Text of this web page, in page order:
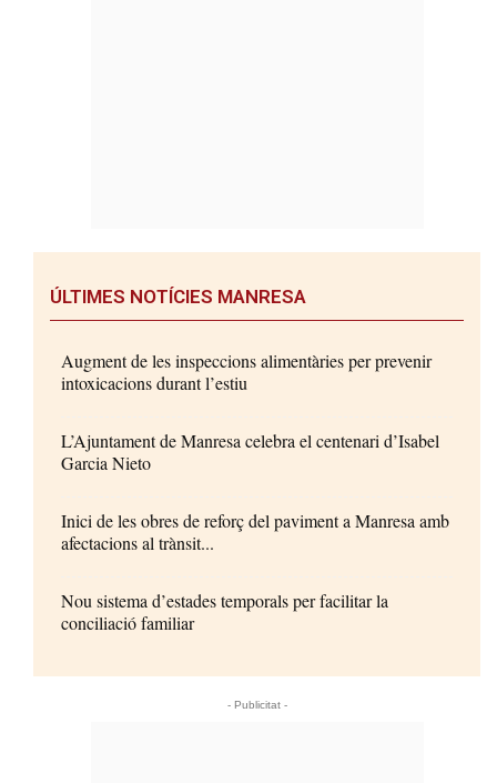
ÚLTIMES NOTÍCIES MANRESA
Augment de les inspeccions alimentàries per prevenir
intoxicacions durant l’estiu
L’Ajuntament de Manresa celebra el centenari d’Isabel
Garcia Nieto
Inici de les obres de reforç del paviment a Manresa amb
afectacions al trànsit...
Nou sistema d’estades temporals per facilitar la
conciliació familiar
- Publicitat -